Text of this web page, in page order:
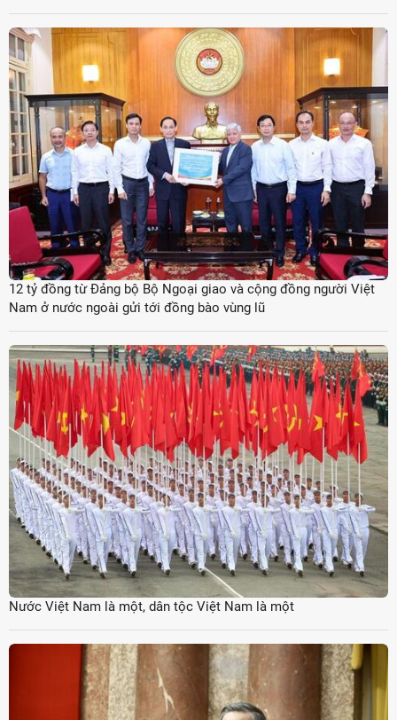
12 tỷ đồng từ Đảng bộ Bộ Ngoại giao và cộng đồng người Việt
Nam ở nước ngoài gửi tới đồng bào vùng lũ
Nước Việt Nam là một, dân tộc Việt Nam là một